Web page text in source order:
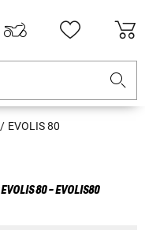
EVOLIS 80
EVOLIS 80 - EVOLIS80